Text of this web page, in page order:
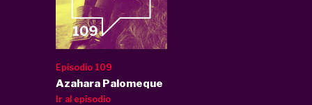
Episodio 109
Azahara Palomeque
Ir al episodio